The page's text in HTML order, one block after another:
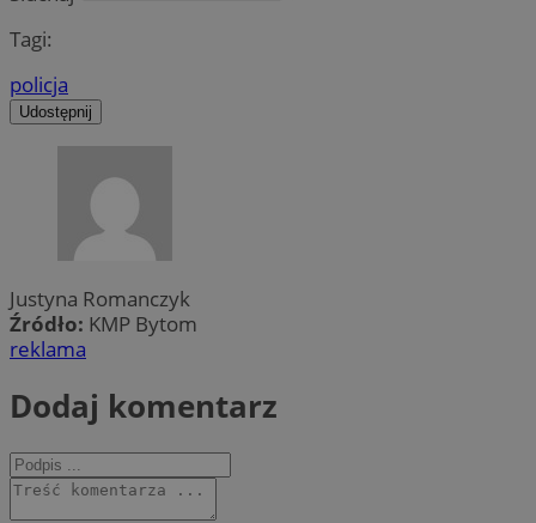
Tagi:
policja
Udostępnij
Justyna Romanczyk
Źródło: KMP Bytom
reklama
Dodaj komentarz